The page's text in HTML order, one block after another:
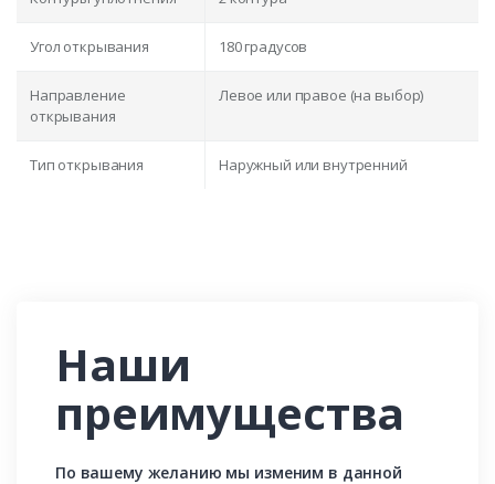
Угол открывания 180 градусов
Направление
открывания
Левое или правое (на выбор)
Тип открывания Наружный или внутренний
Наши
преимущества
По вашему желанию мы изменим в данной